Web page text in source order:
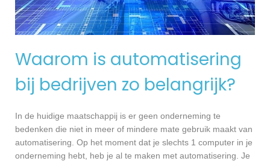
Waarom is automatisering
bij bedrijven zo belangrijk?
In de huidige maatschappij is er geen onderneming te
bedenken die niet in meer of mindere mate gebruik maakt van
automatisering. Op het moment dat je slechts 1 computer in je
onderneming hebt, heb je al te maken met automatisering. Je